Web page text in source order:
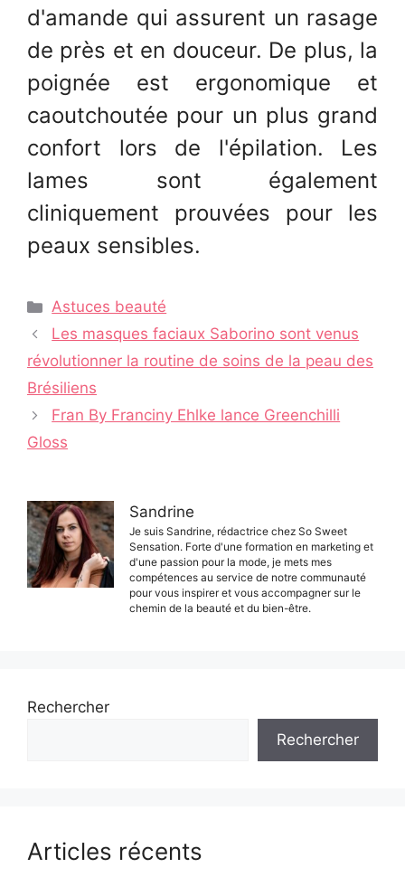
d'amande qui assurent un rasage
de près et en douceur. De plus, la
poignée est ergonomique et
caoutchoutée pour un plus grand
confort lors de l'épilation. Les
lames sont également
cliniquement prouvées pour les
peaux sensibles.
Catégories
Astuces beauté
Navigation
des
Les masques faciaux Saborino sont venus
révolutionner la routine de soins de la peau des
Brésiliens
Fran By Franciny Ehlke lance Greenchilli
Gloss
Sandrine
Je suis Sandrine, rédactrice chez So Sweet
Sensation. Forte d'une formation en marketing et
d'une passion pour la mode, je mets mes
compétences au service de notre communauté
pour vous inspirer et vous accompagner sur le
chemin de la beauté et du bien-être.
Rechercher
Rechercher
Articles récents